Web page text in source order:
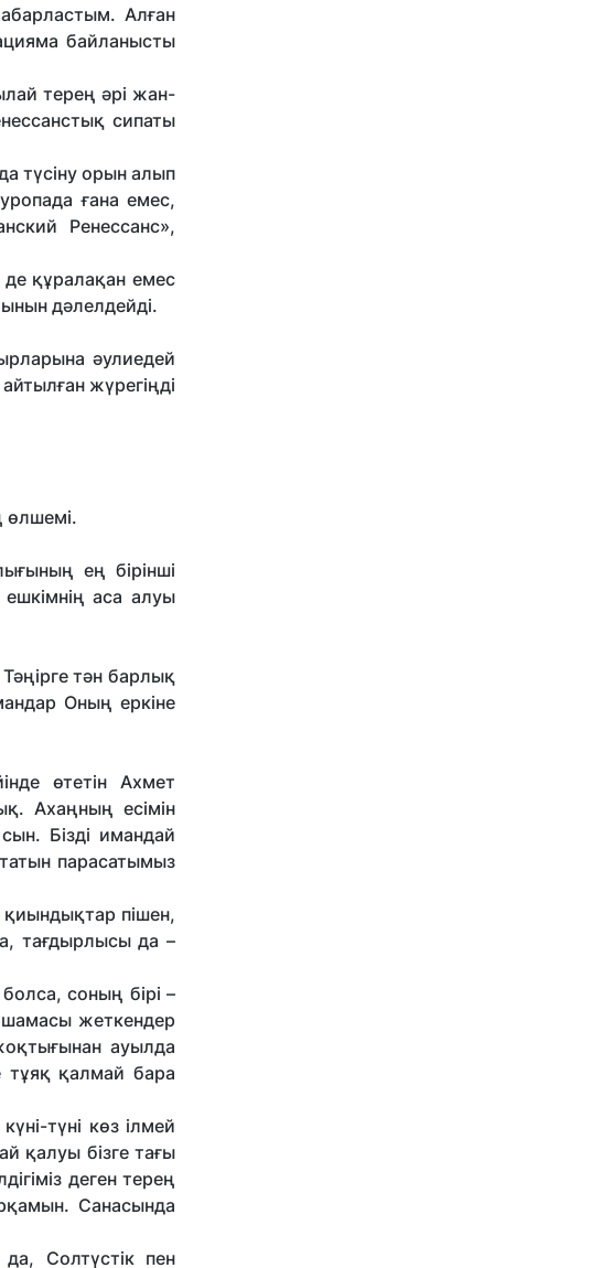
Алған
байланысты
терең әрі жан-
сипаты
түсіну орын алып
ғана емес,
Ренессанс»,
де құралақан емес
дәлелдейді.
әулиедей
жүрегіңді
өлшемі.
ең бірінші
аса алуы
тән барлық
Оның еркіне
өтетін Ахмет
Ахаңның есімін
Бізді имандай
парасатымыз
пішен,
тағдырлысы да –
соның бірі –
шамасы жеткендер
ауылда
тұяқ қалмай бара
түні көз ілмей
қалуы бізге тағы
деген терең
Санасында
Солтүстік пен